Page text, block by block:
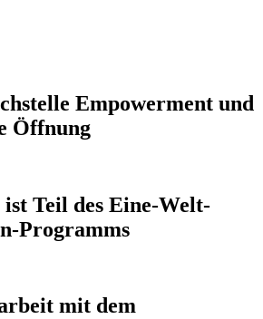
Empowerment und
Öffnung
Teil des Eine-Welt-
Programms
mit dem